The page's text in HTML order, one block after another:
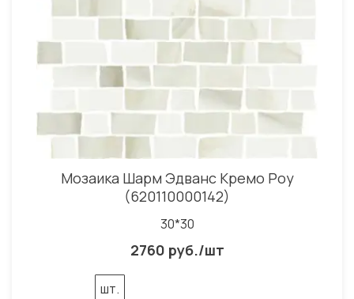
Мозаика Шарм Эдванс Кремо Роу
(620110000142)
30*30
2760 руб./шт
шт.